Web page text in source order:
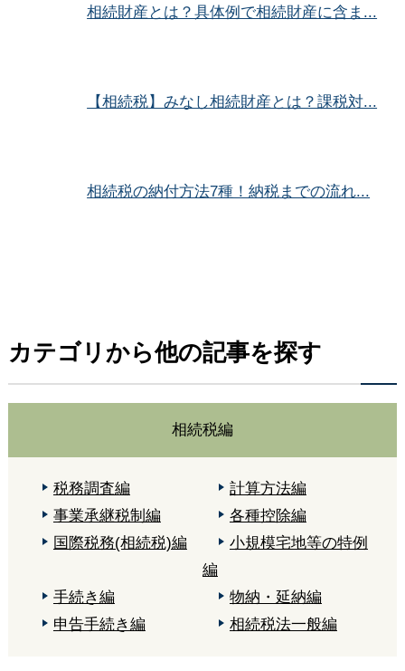
相続財産とは？具体例で相続財産に含ま...
【相続税】みなし相続財産とは？課税対...
相続税の納付方法7種！納税までの流れ...
カテゴリから他の記事を探す
相続税編
税務調査編
計算方法編
事業承継税制編
各種控除編
国際税務(相続税)編
小規模宅地等の特例
編
手続き編
物納・延納編
申告手続き編
相続税法一般編